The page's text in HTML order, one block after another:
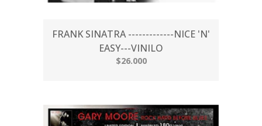
FRANK SINATRA -------------NICE 'N'
EASY---VINILO
$26.000